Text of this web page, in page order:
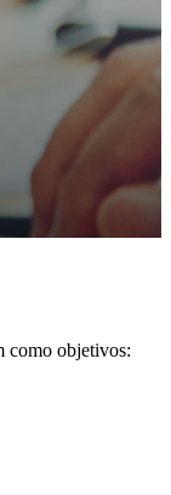
como objetivos: